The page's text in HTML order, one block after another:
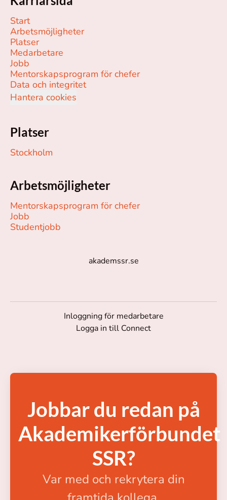
Start
Arbetsmöjligheter
Platser
Medarbetare
Jobb
Mentorskapsprogram för chefer
Data och integritet
Hantera cookies
Platser
Stockholm
Arbetsmöjligheter
Mentorskapsprogram för chefer
Jobb
Studentjobb
akademssr.se
Inloggning för medarbetare
Logga in till Connect
Jobbar du redan på
Akademikerförbundet
SSR?
Var med och rekrytera din